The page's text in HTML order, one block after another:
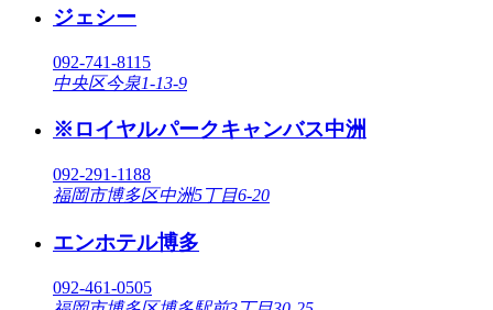
ジェシー
092-741-8115
中央区今泉1-13-9
※ロイヤルパークキャンバス中洲
092-291-1188
福岡市博多区中洲5丁目6-20
エンホテル博多
092-461-0505